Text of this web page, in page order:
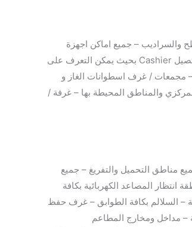
والسراديب – جميع اماكن اجهزة
الصرف الآلي – الأسوار والمحيط الخارجي للمبنى – صناديق التحصيل Cashier بحيث يمكن التعرف على
مجمعات / غرف اسطوانات الغاز و
والمناطق المحيطة بها – غرفة /
مناطق التحميل والتفريغ – جميع
انتظار المصاعد الكهربائية بكافة
– السلالم بكافة الطوابق – غرف حفظ
– مداخل ومخارج المطاعم